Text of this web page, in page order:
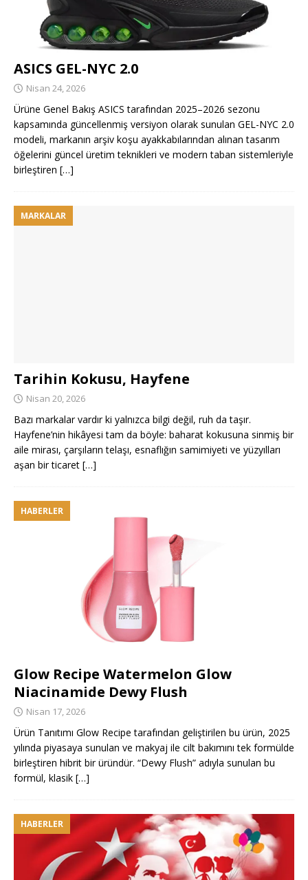
ASICS GEL-NYC 2.0
Nisan 24, 2026
Ürüne Genel Bakış ASICS tarafından 2025–2026 sezonu
kapsamında güncellenmiş versiyon olarak sunulan GEL-NYC 2.0
modeli, markanın arşiv koşu ayakkabılarından alınan tasarım
öğelerini güncel üretim teknikleri ve modern taban sistemleriyle
birleştiren […]
MARKALAR
Tarihin Kokusu, Hayfene
Nisan 20, 2026
Bazı markalar vardır ki yalnızca bilgi değil, ruh da taşır.
Hayfene’nin hikâyesi tam da böyle: baharat kokusuna sinmiş bir
aile mirası, çarşıların telaşı, esnaflığın samimiyeti ve yüzyılları
aşan bir ticaret […]
HABERLER
Glow Recipe Watermelon Glow
Niacinamide Dewy Flush
Nisan 17, 2026
Ürün Tanıtımı Glow Recipe tarafından geliştirilen bu ürün, 2025
yılında piyasaya sunulan ve makyaj ile cilt bakımını tek formülde
birleştiren hibrit bir üründür. “Dewy Flush” adıyla sunulan bu
formül, klasik […]
HABERLER